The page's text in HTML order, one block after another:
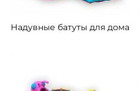
Надувные батуты для дома